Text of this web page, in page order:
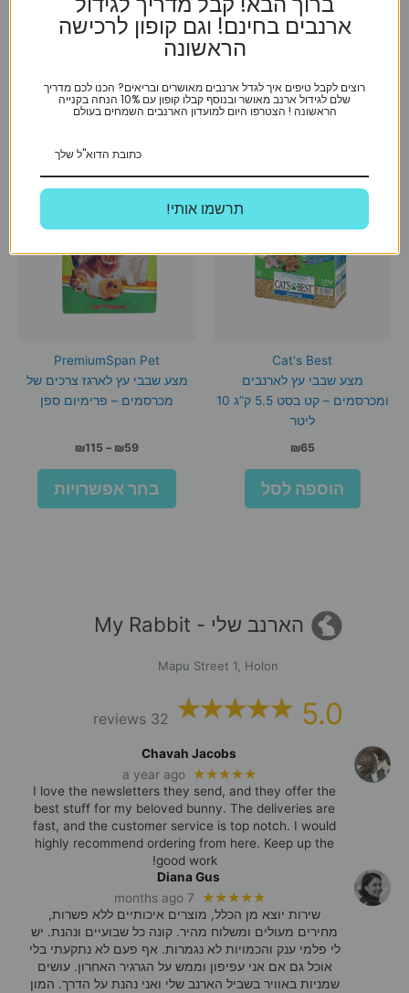
145
₪259
Cat's Best
מצע שבבי עץ לארנבים
ומכרסמים – קט בסט 5.5 ק”ג 10
ליטר
₪65
הוספה לסל
PremiumSpan Pet
מצע שבבי עץ לארגז צרכים של
מכרסמים – פרימיום ספן
₪59
–
₪115
עד
בחר אפשרויות
למוצר
יש
הארנב שלי - My Rabbit
Mapu Street 1, Holon
5.0
32 reviews
Chavah Jacobs
★★★★★
a year ago
I love the newsletters they send, and they offer the
best stuff for my beloved bunny. The deliveries are
fast, and the customer service is top notch. I would
highly recommend ordering from here. Keep up the
good work!
Diana Gus
★★★★★
7 months ago
שירות יוצא מן הכלל, מוצרים איכותיים ללא פשרות,
מחירים מעולים ומשלוח מהיר. קונה כל שבועיים ונהנת. יש
לי פלמי ענק והכמויות לא נגמרות. אף פעם לא נתקעתי בלי
אוכל גם אם אני עפיפון וממש על הגרגיר האחרון. עושים
שמניות באוויר בשביל הארנב שלי ואני נהנת על הדרך. המון
ארנבים בחינם! וגם קופון לרכישה
הראשונה
רוצים לקבל טיפים איך לגדל ארנבים מאושרים ובריאים? הכנו לכם מדריך
שלם לגידול ארנב מאושר ובנוסף קבלו קופון עם 10% הנחה בקנייה
הראשונה ! הצטרפו היום למועדון הארנבים השמחים בעולם
!תרשמו אותי